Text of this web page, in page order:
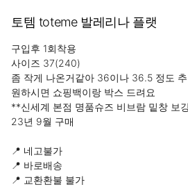
토템 toteme 발레리나 플랫
구입후 1회착용
사이즈 37(240)
좀 작게 나온거같아 36이나 36.5 정도
원하시면 쇼핑백이랑 박스 드려요
**신세계 본점 명품슈즈 비브람 밑창 보
23년 9월 구매
📍 네고불가
📍 바로배송
📍 교환환불 불가